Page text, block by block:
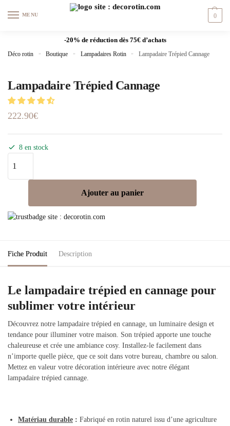
MENU 0
-20% de réduction dès 75€ d’achats
Déco rotin » Boutique » Lampadaires Rotin » Lampadaire Trépied Cannage
Lampadaire Trépied Cannage
222.90€
8 en stock
Ajouter au panier
Fiche Produit Description
Le lampadaire trépied en cannage pour
sublimer votre intérieur
Découvrez notre lampadaire trépied en cannage, un luminaire design et
tendance pour illuminer votre maison. Son trépied apporte une touche
chaleureuse et crée une ambiance cosy. Installez-le facilement dans
n’importe quelle pièce, que ce soit dans votre bureau, chambre ou salon.
Mettez en valeur votre décoration intérieure avec notre élégant
lampadaire trépied cannage.
Matériau durable : Fabriqué en rotin naturel issu d’une agriculture